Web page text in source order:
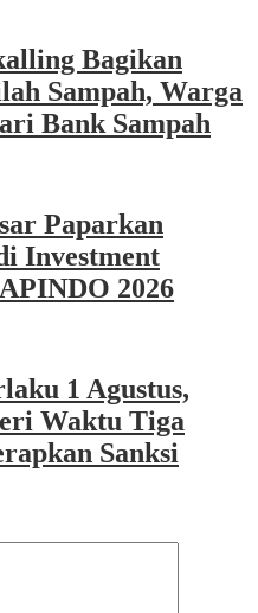
Bagikan
Sampah, Warga
Bank Sampah
Paparkan
Investment
2026
1 Agustus,
Waktu Tiga
Sanksi